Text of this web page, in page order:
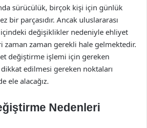
sürücülük, birçok kişi için günlük
bir parçasıdır. Ancak uluslararası
değişiklikler nedeniyle ehliyet
zaman zaman gerekli hale gelmektedir.
değiştirme işlemi için gereken
edilmesi gereken noktaları
ele alacağız.
Nedenleri